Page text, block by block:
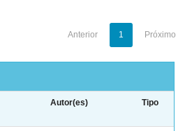
Anterior 1 Próximo
Autor(es) Tipo